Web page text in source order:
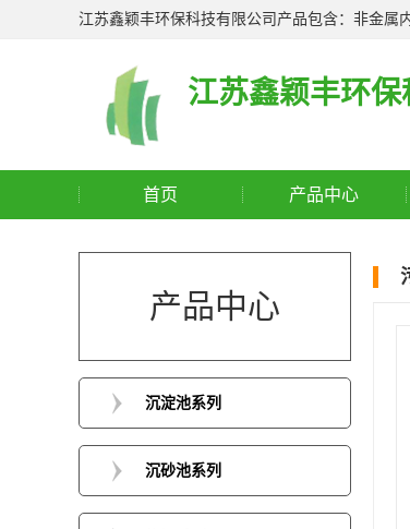
江苏鑫颖丰环保科技有限公司产品包含：非金属
江苏鑫颖丰环保
首页 产品中心
产品中心
沉淀池系列
沉砂池系列